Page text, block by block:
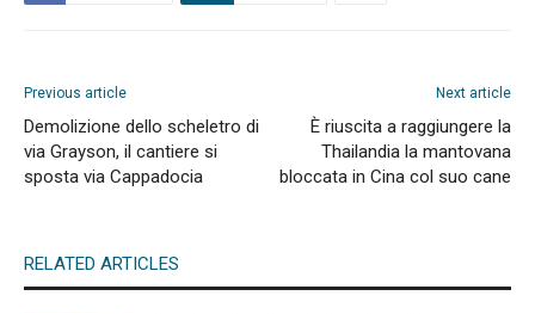
Previous article
Demolizione dello scheletro di
via Grayson, il cantiere si
sposta via Cappadocia
Next article
È riuscita a raggiungere la
Thailandia la mantovana
bloccata in Cina col suo cane
RELATED ARTICLES